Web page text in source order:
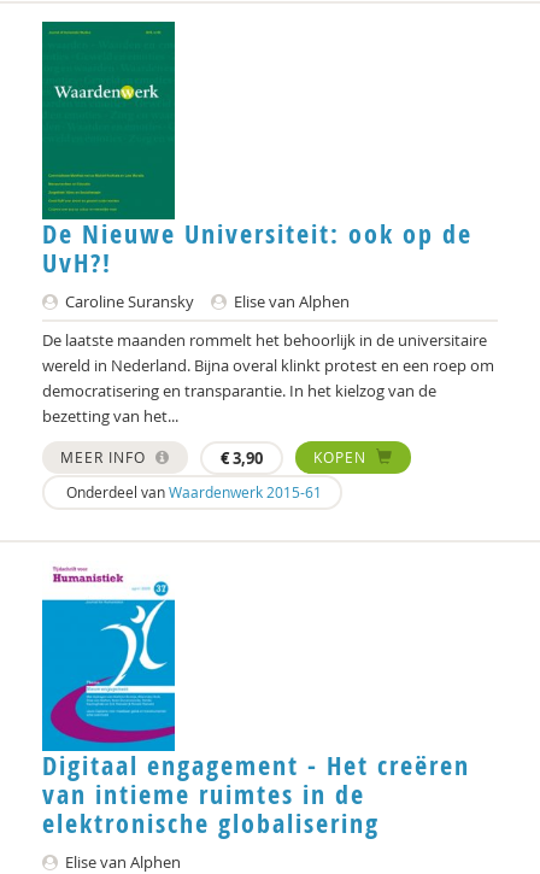
prof. dr. Peter Derkx
Clemens Driessen
Hans van Ewijk
Anne Goossensen
Wouter Hekkeman
Yuk Hui
Femke Kaulingfreks
Marlieke Kieboom
Michiel Korthals
Harry Kunneman
Hanne Laceulle
George Lengkeek
Eite P. Veening
Kees Pieters
Mark Ponte
Katinka Quintelier
Hans Radder
De Nieuwe Universiteit: ook op de
UvH?!
Caroline Suransky
Elise van Alphen
De laatste maanden rommelt het behoorlijk in de universitaire
wereld in Nederland. Bijna overal klinkt protest en een roep om
democratisering en transparantie. In het kielzog van de
bezetting van het...
MEER INFO €3,90
KOPEN
Onderdeel vanWaardenwerk 2015-61
Digitaal engagement - Het creëren
van intieme ruimtes in de
elektronische globalisering
Elise van Alphen